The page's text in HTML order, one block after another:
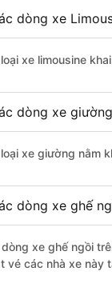
dòng xe
xe limousine
dòng xe
xe giường nằm
dòng xe ghế
xe ghế ngồi
vé các nhà xe này